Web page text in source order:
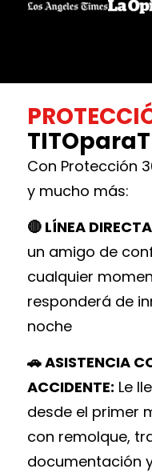
Con Protección
y mucho más:
🔴 LÍNEA
un amigo de
cualquier
responderá de
noche
🚗 ASISTENCIA
ACCIDENTE: Le
desde el primer
con remolque,
documentación